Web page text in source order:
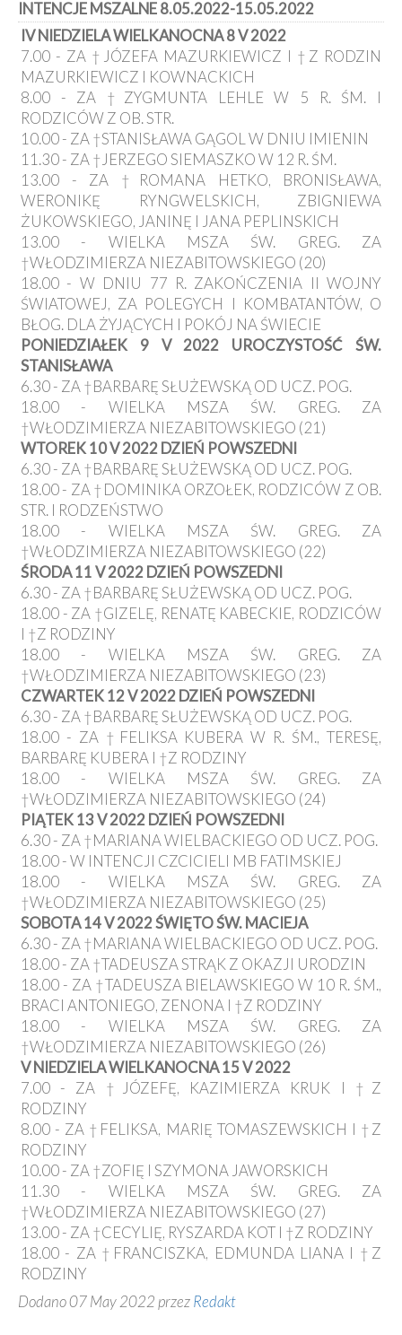
Kancelaria
Galeria
Dekanat
Nowy
Staw
Kapituła
Kolegiacka
Duszpasterze
Polecane
strony
Ochrona
Małoletnich
INTENCJE MSZALNE 8.05.2022-15.05.2022
IV NIEDZIELA WIELKANOCNA 8 V 2022
7.00 - ZA †JÓZEFA MAZURKIEWICZ I †Z RODZIN
MAZURKIEWICZ I KOWNACKICH
8.00 - ZA †ZYGMUNTA LEHLE W 5 R. ŚM. I
RODZICÓW Z OB. STR.
10.00 - ZA †STANISŁAWA GĄGOL W DNIU IMIENIN
11.30 - ZA †JERZEGO SIEMASZKO W 12 R. ŚM.
13.00 - ZA †ROMANA HETKO, BRONISŁAWA,
WERONIKĘ RYNGWELSKICH, ZBIGNIEWA
ŻUKOWSKIEGO, JANINĘ I JANA PEPLINSKICH
13.00 - WIELKA MSZA ŚW. GREG. ZA
†WŁODZIMIERZA NIEZABITOWSKIEGO (20)
18.00 - W DNIU 77 R. ZAKOŃCZENIA II WOJNY
ŚWIATOWEJ, ZA POLEGYCH I KOMBATANTÓW, O
BŁOG. DLA ŻYJĄCYCH I POKÓJ NA ŚWIECIE
PONIEDZIAŁEK 9 V 2022 UROCZYSTOŚĆ ŚW.
STANISŁAWA
6.30 - ZA †BARBARĘ SŁUŻEWSKĄ OD UCZ. POG.
18.00 - WIELKA MSZA ŚW. GREG. ZA
†WŁODZIMIERZA NIEZABITOWSKIEGO (21)
WTOREK 10 V 2022 DZIEŃ POWSZEDNI
6.30 - ZA †BARBARĘ SŁUŻEWSKĄ OD UCZ. POG.
18.00 - ZA †DOMINIKA ORZOŁEK, RODZICÓW Z OB.
STR. I RODZEŃSTWO
18.00 - WIELKA MSZA ŚW. GREG. ZA
†WŁODZIMIERZA NIEZABITOWSKIEGO (22)
ŚRODA 11 V 2022 DZIEŃ POWSZEDNI
6.30 - ZA †BARBARĘ SŁUŻEWSKĄ OD UCZ. POG.
18.00 - ZA †GIZELĘ, RENATĘ KABECKIE, RODZICÓW
I †Z RODZINY
18.00 - WIELKA MSZA ŚW. GREG. ZA
†WŁODZIMIERZA NIEZABITOWSKIEGO (23)
CZWARTEK 12 V 2022 DZIEŃ POWSZEDNI
6.30 - ZA †BARBARĘ SŁUŻEWSKĄ OD UCZ. POG.
18.00 - ZA †FELIKSA KUBERA W R. ŚM., TERESĘ,
BARBARĘ KUBERA I †Z RODZINY
18.00 - WIELKA MSZA ŚW. GREG. ZA
†WŁODZIMIERZA NIEZABITOWSKIEGO (24)
PIĄTEK 13 V 2022 DZIEŃ POWSZEDNI
6.30 - ZA †MARIANA WIELBACKIEGO OD UCZ. POG.
18.00 - W INTENCJI CZCICIELI MB FATIMSKIEJ
18.00 - WIELKA MSZA ŚW. GREG. ZA
†WŁODZIMIERZA NIEZABITOWSKIEGO (25)
SOBOTA 14 V 2022 ŚWIĘTO ŚW. MACIEJA
6.30 - ZA †MARIANA WIELBACKIEGO OD UCZ. POG.
18.00 - ZA †TADEUSZA STRĄK Z OKAZJI URODZIN
18.00 - ZA †TADEUSZA BIELAWSKIEGO W 10 R. ŚM.,
BRACI ANTONIEGO, ZENONA I †Z RODZINY
18.00 - WIELKA MSZA ŚW. GREG. ZA
†WŁODZIMIERZA NIEZABITOWSKIEGO (26)
V NIEDZIELA WIELKANOCNA 15 V 2022
7.00 - ZA †JÓZEFĘ, KAZIMIERZA KRUK I †Z
RODZINY
8.00 - ZA †FELIKSA, MARIĘ TOMASZEWSKICH I †Z
RODZINY
10.00 - ZA †ZOFIĘ I SZYMONA JAWORSKICH
11.30 - WIELKA MSZA ŚW. GREG. ZA
†WŁODZIMIERZA NIEZABITOWSKIEGO (27)
13.00 - ZA †CECYLIĘ, RYSZARDA KOT I †Z RODZINY
18.00 - ZA †FRANCISZKA, EDMUNDA LIANA I †Z
RODZINY
Dodano 07 May 2022 przezRedakt